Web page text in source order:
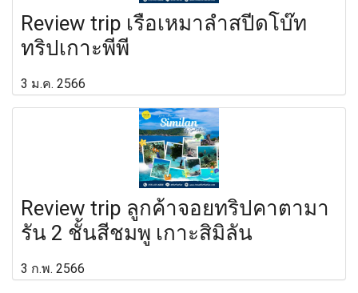
Review trip เรือเหมาลำสปีดโบ๊ท
ทริปเกาะพีพี
3 ม.ค. 2566
Review trip ลูกค้าจอยทริปคาตามา
รัน 2 ชั้นสีชมพู เกาะสิมิลัน
3 ก.พ. 2566